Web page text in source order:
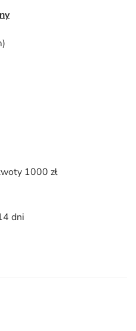
1000 zł
dni